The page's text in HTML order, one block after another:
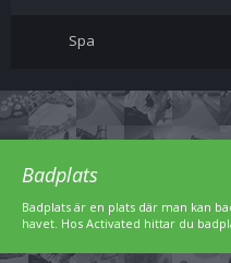
Spa
Badplats
Badplats är en plats där man kan
havet. Hos Activated hittar du